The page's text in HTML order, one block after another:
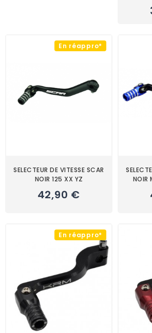
En réappro*
SELECTEUR DE VITESSE SCAR
NOIR 125 XX YZ
42,90 €
NOIR
En réappro*